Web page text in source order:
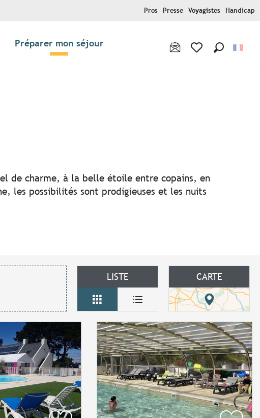
Pros Presse Voyagistes Handicap
Préparer mon séjour
aux favoris
de charme, à la belle étoile entre copains, en
les possibilités sont prodigieuses et les nuits
LISTE CARTE